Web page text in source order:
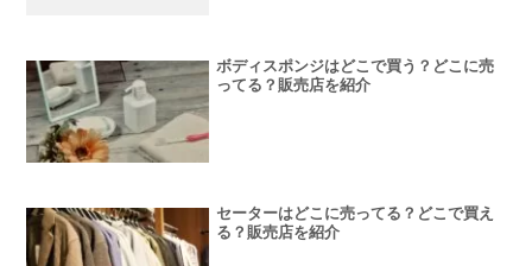
ボディスポンジはどこで買う？どこに売
ってる？販売店を紹介
セーターはどこに売ってる？どこで買え
る？販売店を紹介